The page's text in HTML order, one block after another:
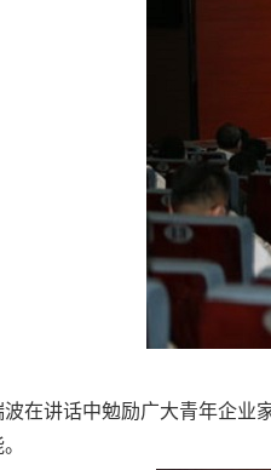
波在讲话中勉励广大青年企业